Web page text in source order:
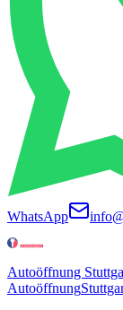
WhatsApp
Autoöffnung
Autoöffnung